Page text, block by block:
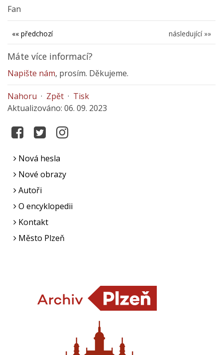
Fan
následující »»
«« předchozí
Máte více informací?
Napište nám, prosím. Děkujeme.
Nahoru · Zpět · Tisk
Aktualizováno: 06. 09. 2023
Nová hesla
Nové obrazy
Autoři
O encyklopedii
Kontakt
Město Plzeň